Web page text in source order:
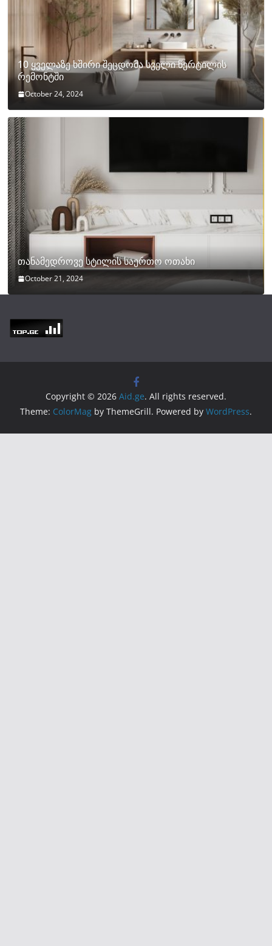
10 ყველაზე ხშირი შეცდომა სველი წერტილის
რემონტში
October 24, 2024
თანამედროვე სტილის საერთო ოთახი
October 21, 2024
Copyright © 2026 Aid.ge. All rights reserved.
Theme: ColorMag by ThemeGrill. Powered by WordPress.